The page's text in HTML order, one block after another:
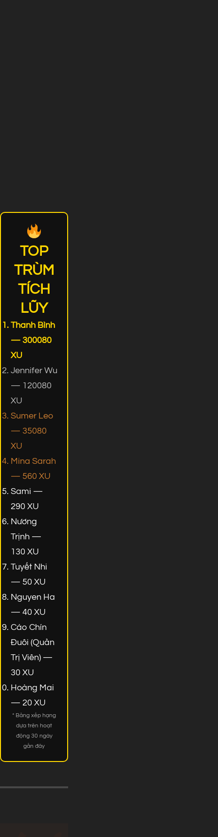
TOP
TRÙM
TÍCH
LŨY
Thanh Bình
— 300080
XU
Jennifer Wu
— 120080
XU
Sumer Leo
— 35080
XU
Mina Sarah
— 560 XU
Sami —
290 XU
Nương
Trịnh —
130 XU
Tuyết Nhi
— 50 XU
Nguyen Ha
— 40 XU
Cáo Chín
Đuôi (Quản
Trị Viên) —
30 XU
Hoàng Mai
— 20 XU
* Bảng xếp hạng
dựa trên hoạt
động 30 ngày
gần đây